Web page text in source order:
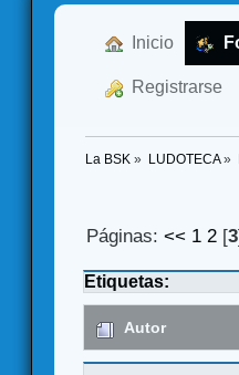
Inicio
Registrarse
La BSK » LUDOTECA»
Páginas:<< 1 2 [3
Etiquetas:
Autor